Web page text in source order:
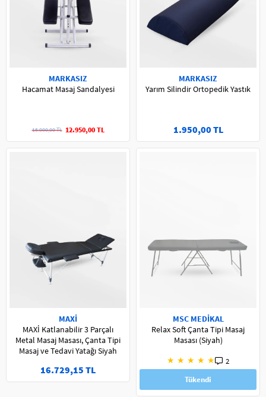
MARKASIZ
Hacamat Masaj Sandalyesi
12.950,00 TL
15.000,00 TL
MARKASIZ
Yarım Silindir Ortopedik Yastık
1.950,00 TL
MAXİ
MAXİ Katlanabilir 3 Parçalı
Metal Masaj Masası, Çanta Tipi
Masaj ve Tedavi Yatağı Siyah
16.729,15 TL
Tükendi
MSC MEDİKAL
Relax Soft Çanta Tipi Masaj
Masası (Siyah)
★ ★ ★ ★ ★ 2
5.899,00 TL